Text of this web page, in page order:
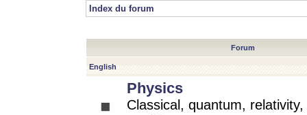
Index du forum
Forum
English
Physics
Classical, quantum,